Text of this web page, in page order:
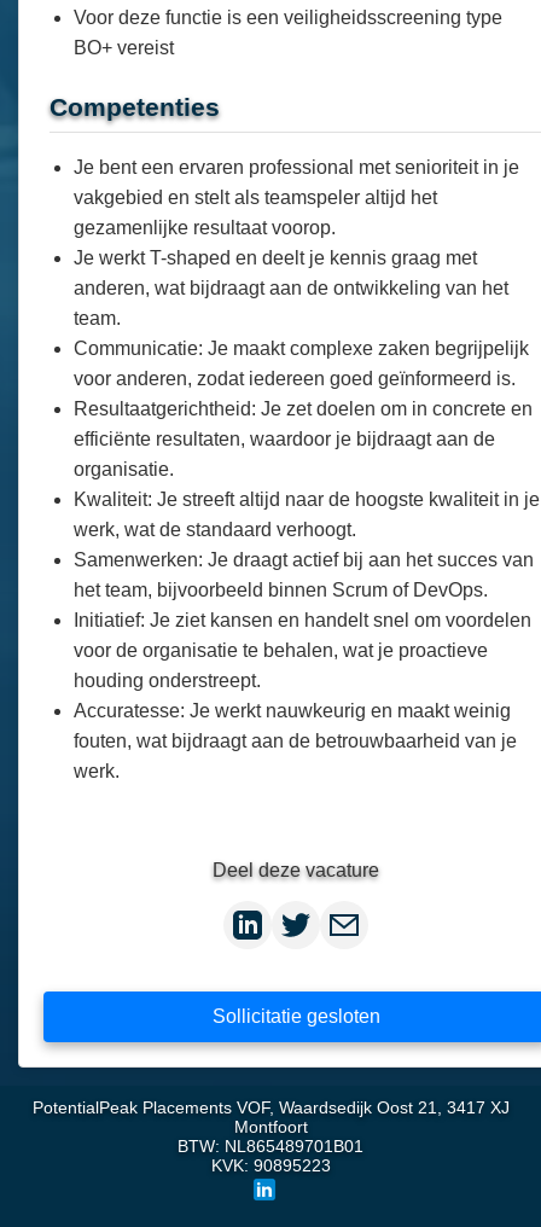
Voor deze functie is een veiligheidsscreening type
BO+ vereist
Competenties
Je bent een ervaren professional met senioriteit in je
vakgebied en stelt als teamspeler altijd het
gezamenlijke resultaat voorop.
Je werkt T-shaped en deelt je kennis graag met
anderen, wat bijdraagt aan de ontwikkeling van het
team.
Communicatie: Je maakt complexe zaken begrijpelijk
voor anderen, zodat iedereen goed geïnformeerd is.
Resultaatgerichtheid: Je zet doelen om in concrete en
efficiënte resultaten, waardoor je bijdraagt aan de
organisatie.
Kwaliteit: Je streeft altijd naar de hoogste kwaliteit in je
werk, wat de standaard verhoogt.
Samenwerken: Je draagt actief bij aan het succes van
het team, bijvoorbeeld binnen Scrum of DevOps.
Initiatief: Je ziet kansen en handelt snel om voordelen
voor de organisatie te behalen, wat je proactieve
houding onderstreept.
Accuratesse: Je werkt nauwkeurig en maakt weinig
fouten, wat bijdraagt aan de betrouwbaarheid van je
werk.
Deel deze vacature
Sollicitatie gesloten
PotentialPeak Placements VOF, Waardsedijk Oost 21, 3417 XJ
Montfoort
BTW: NL865489701B01
KVK: 90895223